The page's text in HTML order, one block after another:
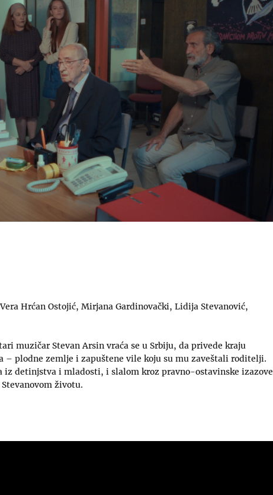
Hrćan Ostojić, Mirjana Gardinovački, Lidija Stevanović,
muzičar Stevan Arsin vraća se u Srbiju, da privede kraju
– plodne zemlje i zapuštene vile koju su mu zaveštali roditelji.
detinjstva i mladosti, i slalom kroz pravno-ostavinske izazove
životu.